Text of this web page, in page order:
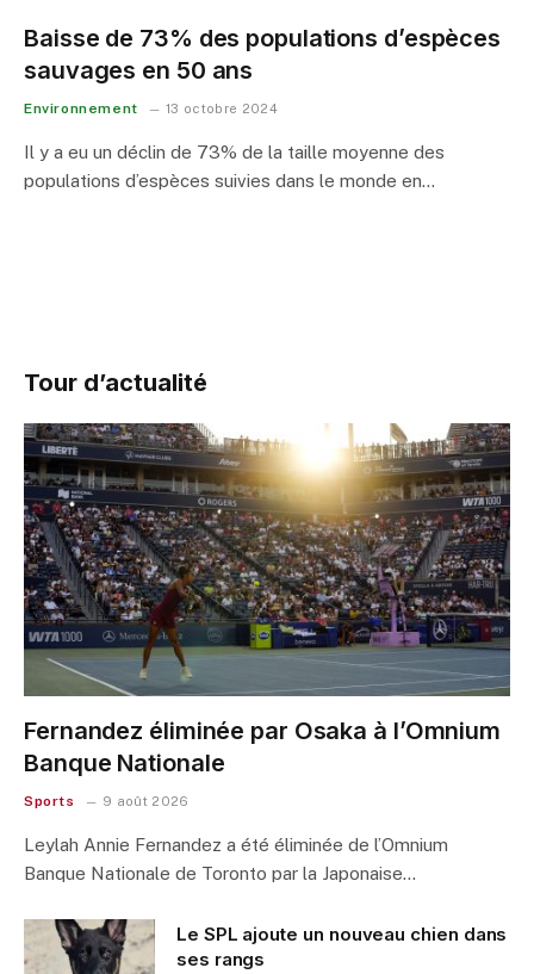
Baisse de 73% des populations d’espèces
sauvages en 50 ans
Environnement 13 octobre 2024
Il y a eu un déclin de 73% de la taille moyenne des
populations d’espèces suivies dans le monde en…
Tour d’actualité
Fernandez éliminée par Osaka à l’Omnium
Banque Nationale
Sports 9 août 2026
Leylah Annie Fernandez a été éliminée de l’Omnium
Banque Nationale de Toronto par la Japonaise…
Le SPL ajoute un nouveau chien dans
ses rangs